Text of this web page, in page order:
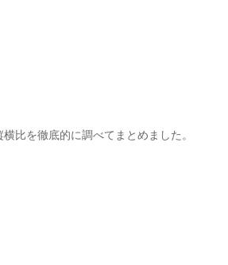
比を徹底的に調べてまとめました。